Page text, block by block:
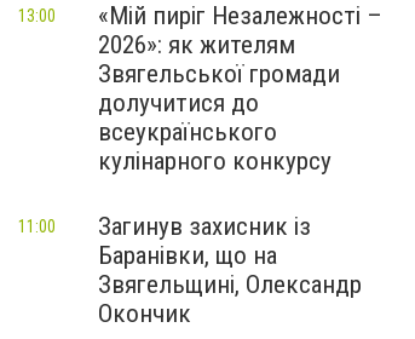
«Мій пиріг Незалежності –
2026»: як жителям
Звягельської громади
долучитися до
всеукраїнського
кулінарного конкурсу
13:00
Загинув захисник із
Баранівки, що на
Звягельщині, Олександр
Окончик
11:00